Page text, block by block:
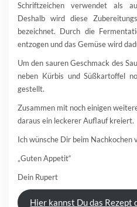
Schriftzeichen verwendet als
Deshalb wird diese
bezeichnet. Durch die
entzogen und das Gemüse wird
Um den sauren Geschmack des
neben Kürbis und Süßkartoffel
gestellt.
Zusammen mit noch einigen
daraus ein leckerer Auflauf kreiert.
Ich wünsche Dir beim Nachkochen
„Guten Appetit“
Dein Rupert
Hier kannst Du das Rezept